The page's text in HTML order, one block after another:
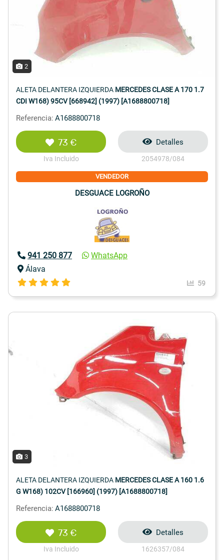
2
ALETA DELANTERA IZQUIERDA MERCEDES CLASE A 170 1.7
CDI W168) 95CV [668942] (1997) [A1688800718]
Referencia: A1688800718
73 €
Iva Incluido
Detalles
2054978/084
VENDEDOR
DESGUACE LOGROÑO
941 250 877
WhatsApp
Álava
59
3
ALETA DELANTERA IZQUIERDA MERCEDES CLASE A 160 1.6
G W168) 102CV [166960] (1997) [A1688800718]
Referencia: A1688800718
73 €
Iva Incluido
Detalles
1626357/084